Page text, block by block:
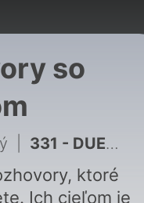
so
331 - DUEL Dubec vs. Karpiš: Na akciách sa zarobilo 470%, na bytoch len 140% !
ktoré
Ich cieľom je